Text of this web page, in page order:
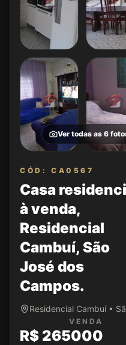
Ver todas as 6
CÓD: CA0567
Casa
à venda,
Residencial
Cambuí, São
José dos
Campos.
Residencial Cambuí •
VENDA
R$ 265000